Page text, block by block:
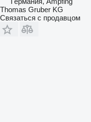
Thomas Gruber KG
Связаться с продавцом